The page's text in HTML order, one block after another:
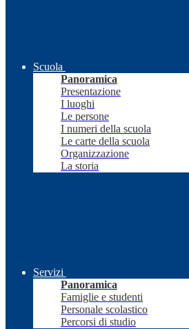
Scuola
Panoramica
Presentazione
I luoghi
Le persone
I numeri della scuola
Le carte della scuola
Organizzazione
La storia
Servizi
Panoramica
Famiglie e studenti
Personale scolastico
Percorsi di studio